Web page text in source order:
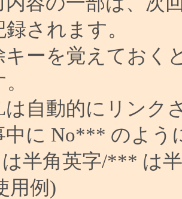
録されます。
キーを覚えておく
は自動的にリンク
中に No*** のよう
は半角英字/*** は
用例)